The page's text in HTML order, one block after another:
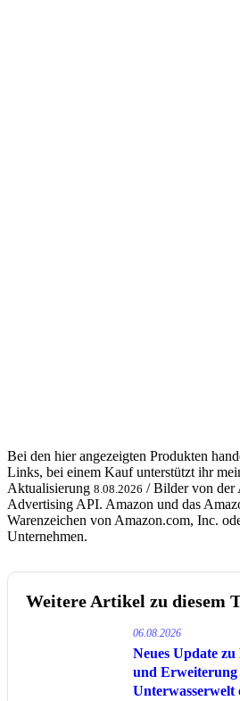
Bei den hier angezeigten Produkten
Links, bei einem Kauf unterstützt ihr
Aktualisierung 8.08.2026 / Bilder von der
Advertising API. Amazon und das
Warenzeichen von Amazon.com, Inc.
Unternehmen.
Weitere Artikel zu diesem
06.08.2026
Neues Update
und
Unterwasserwelt